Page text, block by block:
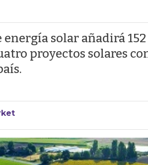
solar añadirá
proyectos solares